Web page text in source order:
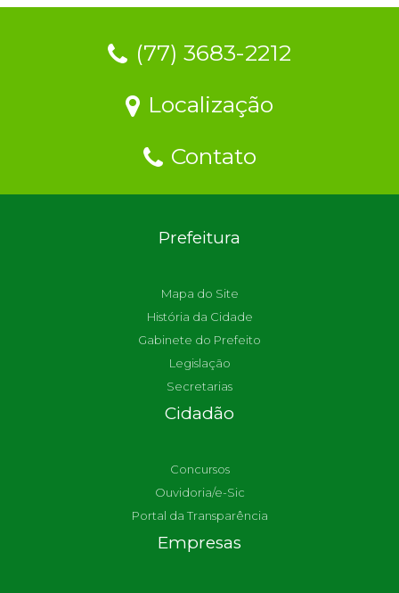
(77) 3683-2212
Localização
Contato
Prefeitura
Mapa do Site
História da Cidade
Gabinete do Prefeito
Legislação
Secretarias
Cidadão
Concursos
Ouvidoria/e-Sic
Portal da Transparência
Empresas